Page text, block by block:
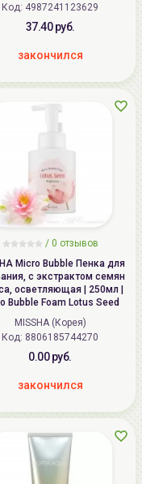
Код: 4987241123629
37.40 руб.
закончился
/ 0 отзывов
Micro Bubble Пенка для
с экстрактом семян
осветляющая | 250мл |
Bubble Foam Lotus Seed
MISSHA (Корея)
Код: 8806185744270
0.00 руб.
закончился